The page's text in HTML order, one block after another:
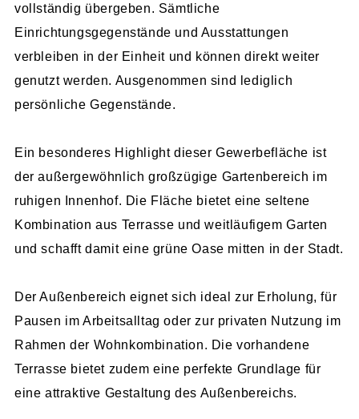
vollständig übergeben. Sämtliche
Einrichtungsgegenstände und Ausstattungen
verbleiben in der Einheit und können direkt weiter
genutzt werden. Ausgenommen sind lediglich
persönliche Gegenstände.
Ein besonderes Highlight dieser Gewerbefläche ist
der außergewöhnlich großzügige Gartenbereich im
ruhigen Innenhof. Die Fläche bietet eine seltene
Kombination aus Terrasse und weitläufigem Garten
und schafft damit eine grüne Oase mitten in der Stadt.
Der Außenbereich eignet sich ideal zur Erholung, für
Pausen im Arbeitsalltag oder zur privaten Nutzung im
Rahmen der Wohnkombination. Die vorhandene
Terrasse bietet zudem eine perfekte Grundlage für
eine attraktive Gestaltung des Außenbereichs.